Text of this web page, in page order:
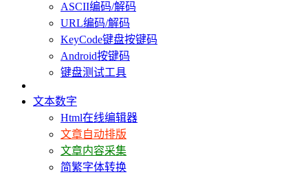
ASCII编码/解码
URL编码/解码
KeyCode键盘按键码
Android按键码
键盘测试工具
文本数字
Html在线编辑器
文章自动排版
文章内容采集
简繁字体转换